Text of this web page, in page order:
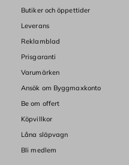
Butiker och öppettider
Leverans
Reklamblad
Prisgaranti
Varumärken
Ansök om Byggmaxkonto
Be om offert
Köpvillkor
Låna släpvagn
Bli medlem